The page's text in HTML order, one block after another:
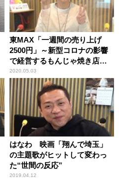
東MAX「一週間の売り上げ
2500円」～新型コロナの影響
で経営するもんじゃ焼き店が
大打撃
2020.05.03
はなわ 映画「翔んで埼玉」
の主題歌がヒットして変わっ
た“世間の反応”
2019.04.12